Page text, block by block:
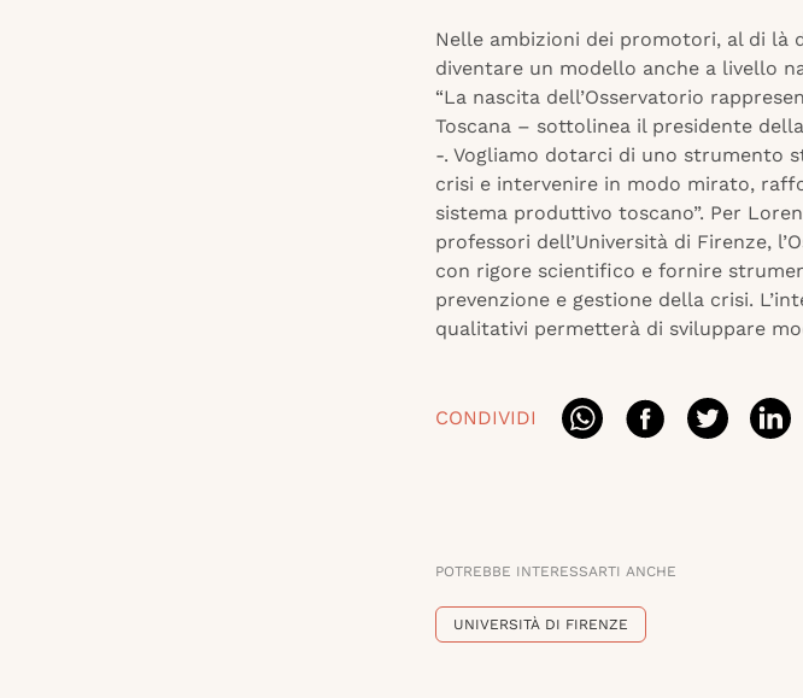
Nelle ambizioni dei promotori, al di là
diventare un modello anche a livello
“La nascita dell’Osservatorio
Toscana – sottolinea il presidente
-. Vogliamo dotarci di uno strumento
crisi e intervenire in modo mirato,
sistema produttivo toscano”. Per
professori dell’Università di Firenze,
con rigore scientifico e fornire
prevenzione e gestione della crisi.
qualitativi permetterà di sviluppare
CONDIVIDI
POTREBBE INTERESSARTI ANCHE
UNIVERSITÀ DI FIRENZE